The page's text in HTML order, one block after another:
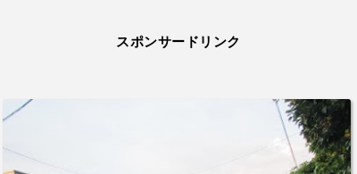
スポンサードリンク